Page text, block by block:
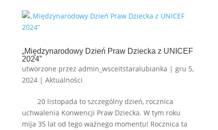
„Międzynarodowy Dzień Praw Dziecka z UNICEF
2024”
utworzone przez admin_wsceitstaralubianka | gru 5,
2024| Aktualności
20 listopada to szczególny dzień, rocznica
uchwalenia Konwencji Praw Dziecka. W tym roku
mija 35 lat od tego ważnego momentu! Rocznica ta